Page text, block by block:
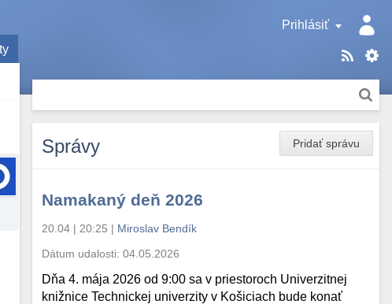
Prihlásiť
Pridať správu
Správy
Namakaný deň 2026
20.04 | 20:25 | Miroslav Bendík
Dátum udalosti:04.05.2026
Dňa 4. mája 2026 od 9:00 sa v priestoroch Univerzitnej
knižnice Technickej univerzity v Košiciach bude konať